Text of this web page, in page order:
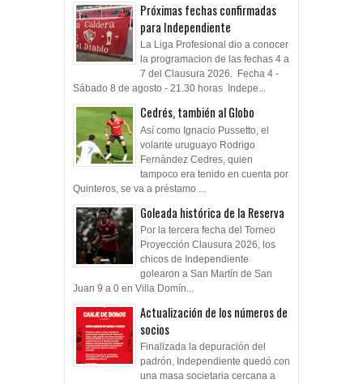
Próximas fechas confirmadas
para Independiente
La Liga Profesional dio a conocer
la programacion de las fechas 4 a
7 del Clausura 2026. Fecha 4 -
Sábado 8 de agosto - 21.30 horas Indepe...
Cedrés, también al Globo
Así como Ignacio Pussetto, el
volante uruguayo Rodrigo
Fernández Cedres, quien
tampoco era tenido en cuenta por
Quinteros, se va a préstamo ...
Goleada histórica de la Reserva
Por la tercera fecha del Torneo
Proyección Clausura 2026, los
chicos de Independiente
golearon a San Martín de San
Juan 9 a 0 en Villa Domín...
Actualización de los números de
socios
Finalizada la depuración del
padrón, Independiente quedó con
una masa societaria cercana a